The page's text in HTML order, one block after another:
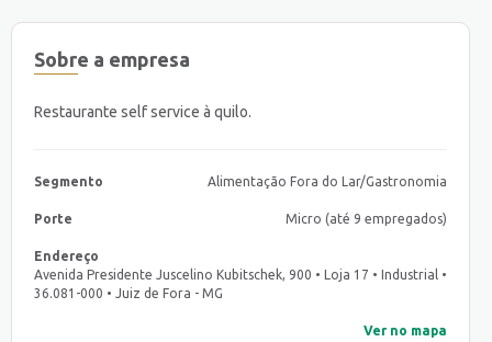
Sobre a empresa
Restaurante self service à quilo.
Segmento Alimentação Fora do Lar/Gastronomia
Porte Micro (até 9 empregados)
Endereço
Avenida Presidente Juscelino Kubitschek, 900 • Loja 17 • Industrial •
36.081-000 • Juiz de Fora - MG
Ver no mapa